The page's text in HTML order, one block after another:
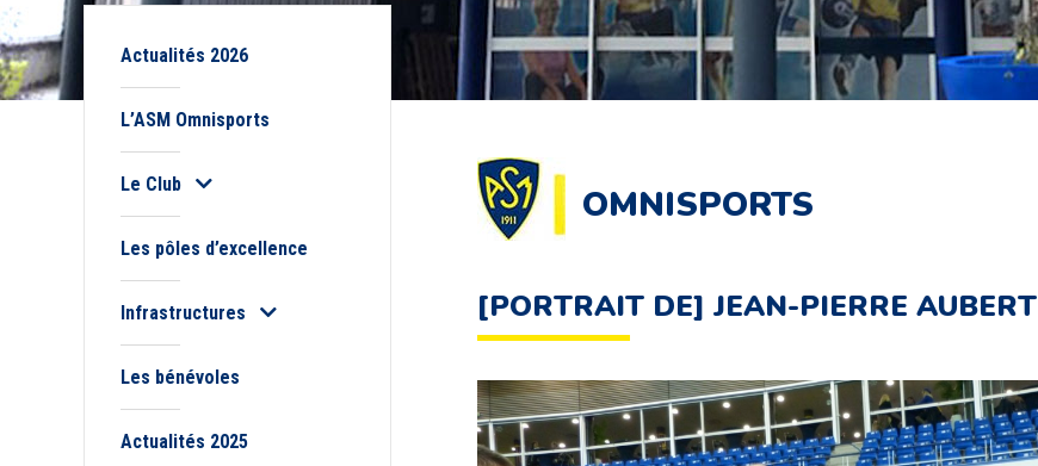
Actualités 2026
L’ASM Omnisports
Le Club
Les pôles d’excellence
Infrastructures
Les bénévoles
Actualités 2025
OMNISPORTS
[PORTRAIT DE] JEAN-PIERRE AUBERT